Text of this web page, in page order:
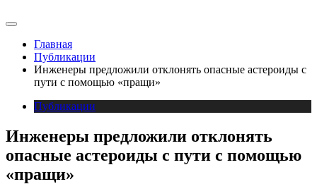
Главная
Публикации
Инженеры предложили отклонять опасные астероиды с
пути с помощью «пращи»
Публикации
Инженеры предложили отклонять
опасные астероиды с пути с помощью
«пращи»